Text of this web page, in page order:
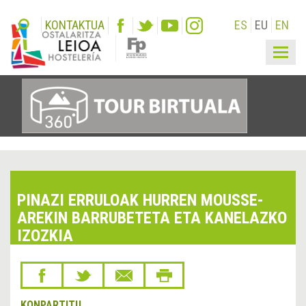
KONTAKTUA ES EU EN
PINAZI ERRULOAK HURREN MOUSSE-
AREKIN BARRUBETETA ETA KANELAZKO
IZOZKIA